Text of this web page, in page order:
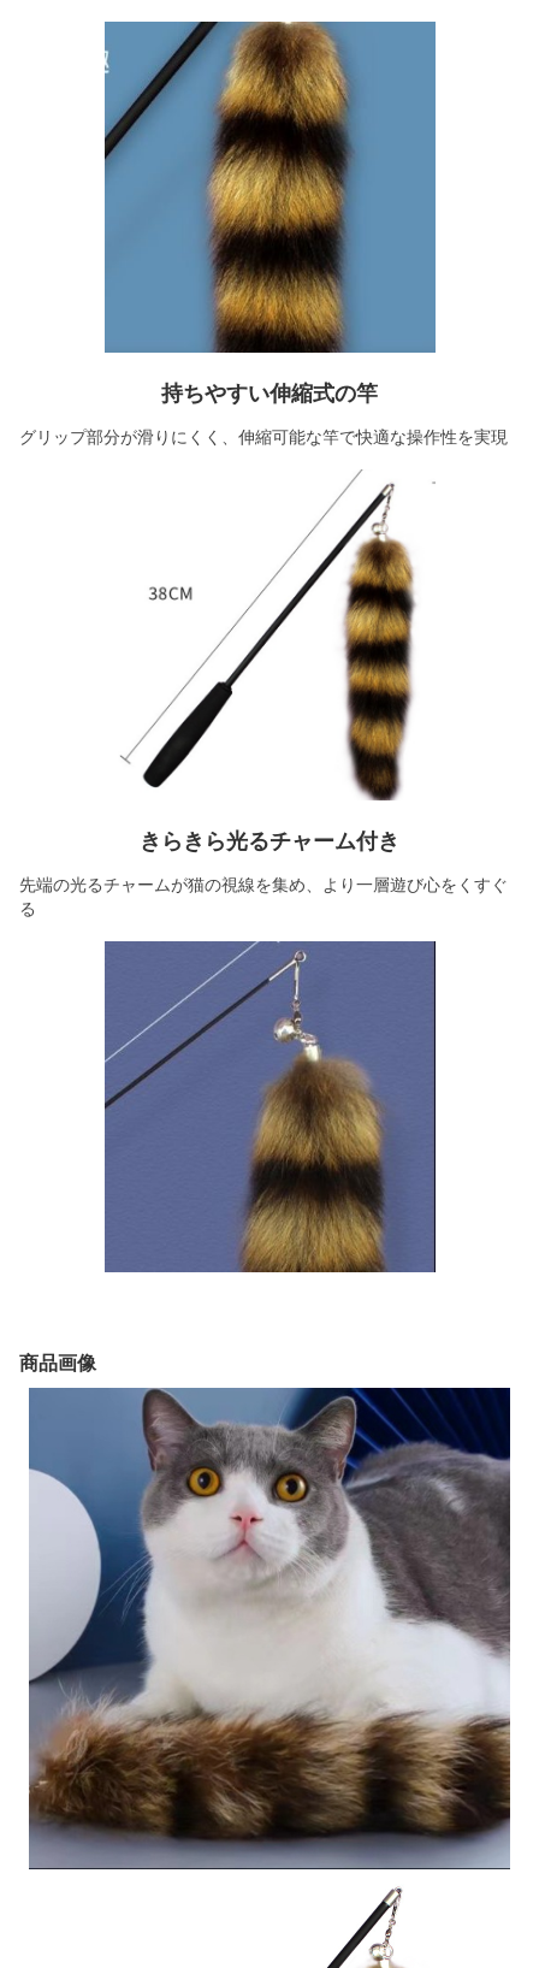
持ちやすい伸縮式の竿
グリップ部分が滑りにくく、伸縮可能な竿で快適な操作性を実現
きらきら光るチャーム付き
先端の光るチャームが猫の視線を集め、より一層遊び心をくすぐ
る
商品画像